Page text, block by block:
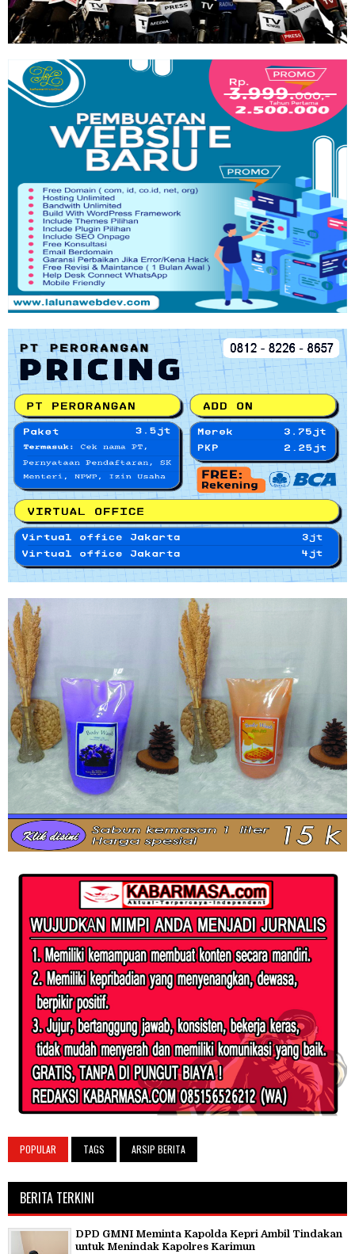
POPULAR TAGS ARSIP BERITA
BERITA TERKINI
DPD GMNI Meminta Kapolda Kepri Ambil Tindakan
untuk Menindak Kapolres Karimun